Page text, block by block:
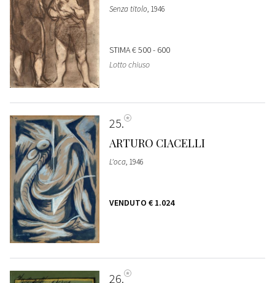
Senza titolo, 1946
STIMA€ 500 - 600
Lotto chiuso
25
ARTURO CIACELLI
L'oca, 1946
VENDUTO € 1.024
26